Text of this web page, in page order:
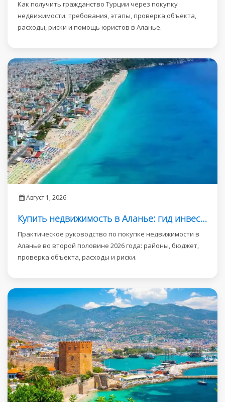
Как получить гражданство Турции через покупку
недвижимости: требования, этапы, проверка объекта,
расходы, риски и помощь юристов в Аланье.
Август 1, 2026
Купить недвижимость в Аланье: гид инвестора 2026
Практическое руководство по покупке недвижимости в
Аланье во второй половине 2026 года: районы, бюджет,
проверка объекта, расходы и риски.